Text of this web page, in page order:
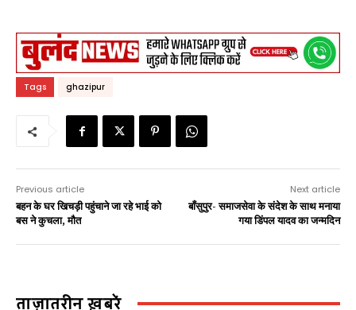
Tags ghazipur
Previous article
बहन के घर खिचड़ी पहुंचाने जा रहे भाई को
बस ने कुचला, मौत
Next article
बाँसुपुर- समाजसेवा के संदेश के साथ मनाया
गया डिंपल यादव का जन्मदिन
ताज़ातरीन ख़बरें